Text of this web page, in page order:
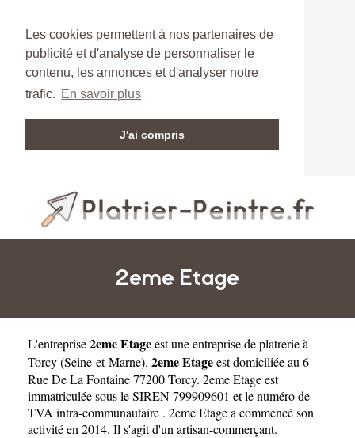
Les cookies permettent à nos partenaires de
publicité et d'analyse de personnaliser le
contenu, les annonces et d'analyser notre
trafic. En savoir plus
J'ai compris
2eme Etage
L'entreprise2eme Etageest uneentreprise de platrerie à
Torcy(Seine-et-Marne). 2eme Etageest domiciliée au 6
Rue De La Fontaine 77200 Torcy. 2eme Etage est
immatriculée sous le SIREN 799909601 et le numéro de
TVA intra-communautaire . 2eme Etage a commencé son
activité en 2014. Il s'agit d'un artisan-commerçant.